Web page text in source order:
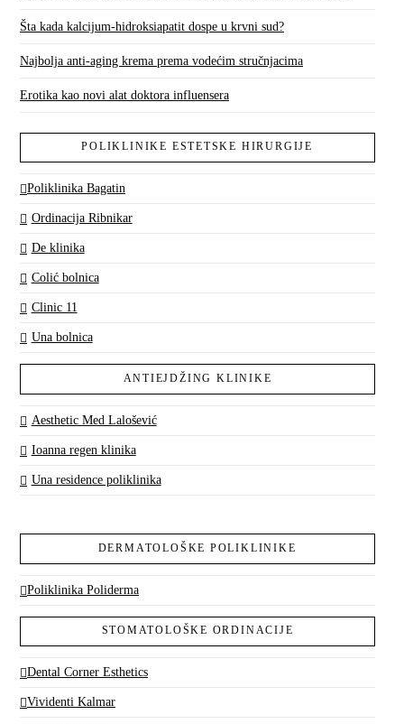
Šta kada kalcijum-hidroksiapatit dospe u krvni sud?
Najbolja anti-aging krema prema vodećim stručnjacima
Erotika kao novi alat doktora influensera
POLIKLINIKE ESTETSKE HIRURGIJE
Poliklinika Bagatin
Ordinacija Ribnikar
De klinika
Colić bolnica
Clinic 11
Una bolnica
ANTIEJDŽING KLINIKE
Aesthetic Med Lalošević
Ioanna regen klinika
Una residence poliklinika
DERMATOLOŠKE POLIKLINIKE
Poliklinika Poliderma
STOMATOLOŠKE ORDINACIJE
Dental Corner Esthetics
Vividenti Kalmar